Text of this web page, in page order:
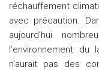
réchauffement
avec précaution.
aujourd’hui
l’environnement
n’aurait pas des